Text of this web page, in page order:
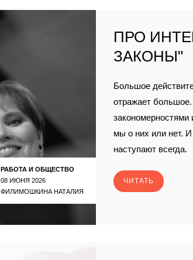
РАБОТА И ОБЩЕСТВО
08 ИЮНЯ 2026
ФИЛИМОШКИНА НАТАЛИЯ
ПРО
ЗАКОНЫ"
Большое
отражает
закономерностями
мы о них или нет.
наступают всегда.
ЧИТАТЬ